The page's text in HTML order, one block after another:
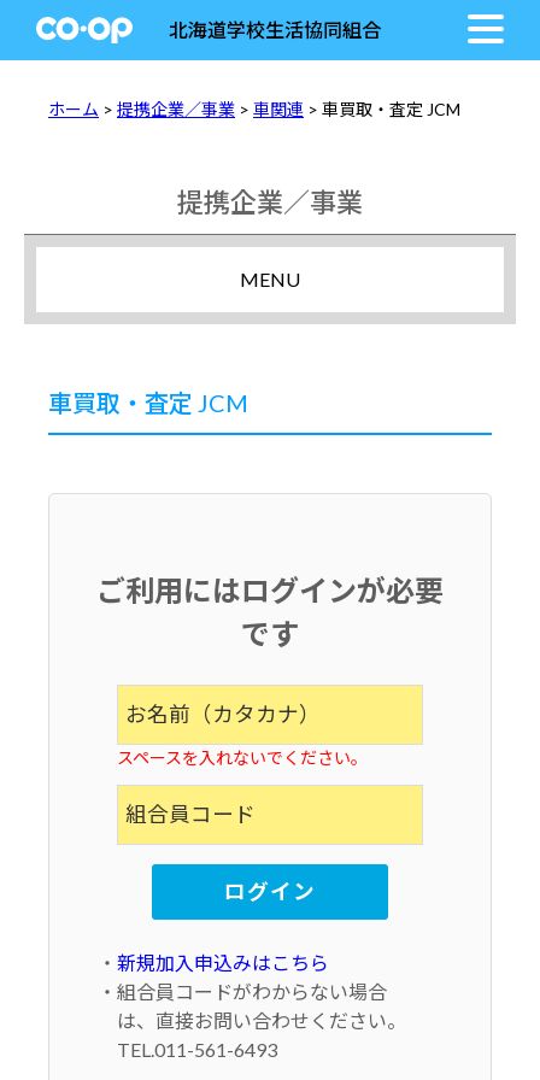
北海道学校生活協同組合
ホーム > 提携企業／事業 > 車関連 > 車買取・査定 JCM
提携企業／事業
車買取・査定 JCM
ご利用にはログインが必要
です
スペースを入れないでください。
・ 新規加入申込みはこちら
・組合員コードがわからない場合
は、直接お問い合わせください。
TEL.011-561-6493
MENU